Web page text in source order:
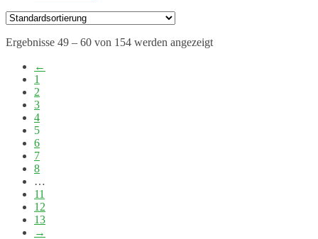
Ergebnisse 49 – 60 von 154 werden angezeigt
←
1
2
3
4
5
6
7
8
…
11
12
13
→